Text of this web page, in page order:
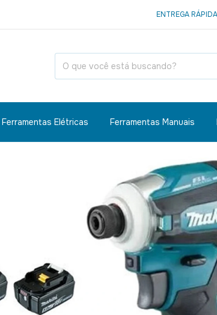
ENTREGA
Ferramentas Elétricas Ferramentas Manuais